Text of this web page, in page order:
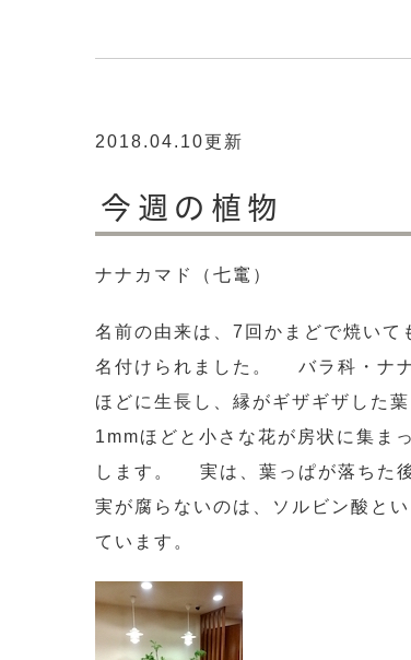
2018.04.10更新
今週の植物
ナナカマド（七竃）
名前の由来は、7回かまどで焼いて
名付けられました。 バラ科・ナ
ほどに生長し、縁がギザギザした
1mmほどと小さな花が房状に集ま
します。 実は、葉っぱが落ちた
実が腐らないのは、ソルビン酸と
ています。